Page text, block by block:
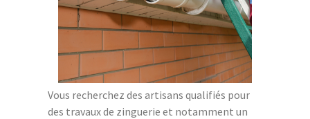
Vous recherchez des artisans qualifiés pour
des travaux de zinguerie et notamment un